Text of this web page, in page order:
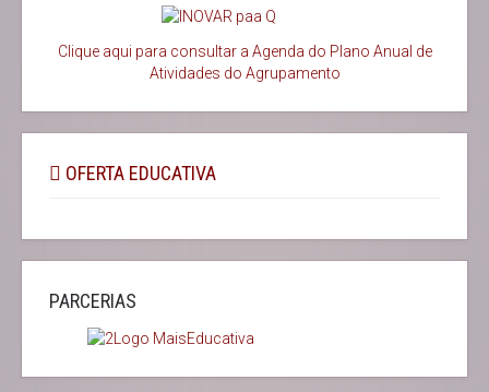
Clique aqui para consultar a Agenda do Plano Anual de
Atividades do Agrupamento
OFERTA EDUCATIVA
PARCERIAS